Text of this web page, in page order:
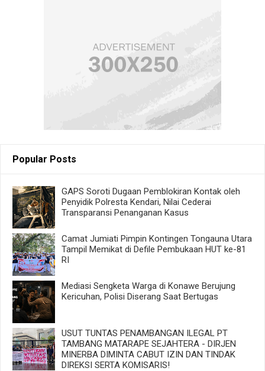
Popular Posts
GAPS Soroti Dugaan Pemblokiran Kontak oleh
Penyidik Polresta Kendari, Nilai Cederai
Transparansi Penanganan Kasus
Camat Jumiati Pimpin Kontingen Tongauna Utara
Tampil Memikat di Defile Pembukaan HUT ke-81
RI
Mediasi Sengketa Warga di Konawe Berujung
Kericuhan, Polisi Diserang Saat Bertugas
USUT TUNTAS PENAMBANGAN ILEGAL PT
TAMBANG MATARAPE SEJAHTERA - DIRJEN
MINERBA DIMINTA CABUT IZIN DAN TINDAK
DIREKSI SERTA KOMISARIS!